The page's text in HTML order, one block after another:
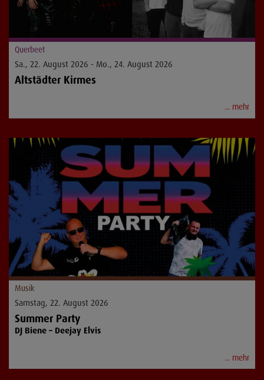
Querbeet
Sa., 22. August 2026 - Mo., 24. August 2026
Altstädter Kirmes
... mehr
Musik
Samstag, 22. August 2026
Summer Party
DJ Biene – Deejay Elvis
... mehr